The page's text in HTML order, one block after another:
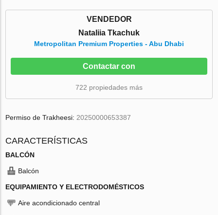
VENDEDOR
Nataliia Tkachuk
Metropolitan Premium Properties - Abu Dhabi
Contactar con
722 propiedades más
Permiso de Trakheesi: 20250000653387
CARACTERÍSTICAS
BALCÓN
Balcón
EQUIPAMIENTO Y ELECTRODOMÉSTICOS
Aire acondicionado central